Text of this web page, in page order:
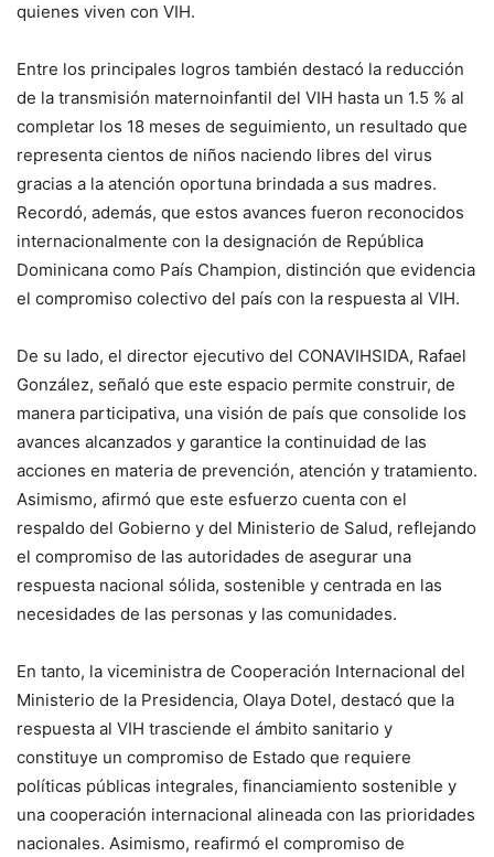
quienes viven con VIH.
Entre los principales logros también destacó la reducción
de la transmisión maternoinfantil del VIH hasta un 1.5 % al
completar los 18 meses de seguimiento, un resultado que
representa cientos de niños naciendo libres del virus
gracias a la atención oportuna brindada a sus madres.
Recordó, además, que estos avances fueron reconocidos
internacionalmente con la designación de República
Dominicana como País Champion, distinción que evidencia
el compromiso colectivo del país con la respuesta al VIH.
De su lado, el director ejecutivo del CONAVIHSIDA, Rafael
González, señaló que este espacio permite construir, de
manera participativa, una visión de país que consolide los
avances alcanzados y garantice la continuidad de las
acciones en materia de prevención, atención y tratamiento.
Asimismo, afirmó que este esfuerzo cuenta con el
respaldo del Gobierno y del Ministerio de Salud, reflejando
el compromiso de las autoridades de asegurar una
respuesta nacional sólida, sostenible y centrada en las
necesidades de las personas y las comunidades.
En tanto, la viceministra de Cooperación Internacional del
Ministerio de la Presidencia, Olaya Dotel, destacó que la
respuesta al VIH trasciende el ámbito sanitario y
constituye un compromiso de Estado que requiere
políticas públicas integrales, financiamiento sostenible y
una cooperación internacional alineada con las prioridades
nacionales. Asimismo, reafirmó el compromiso de